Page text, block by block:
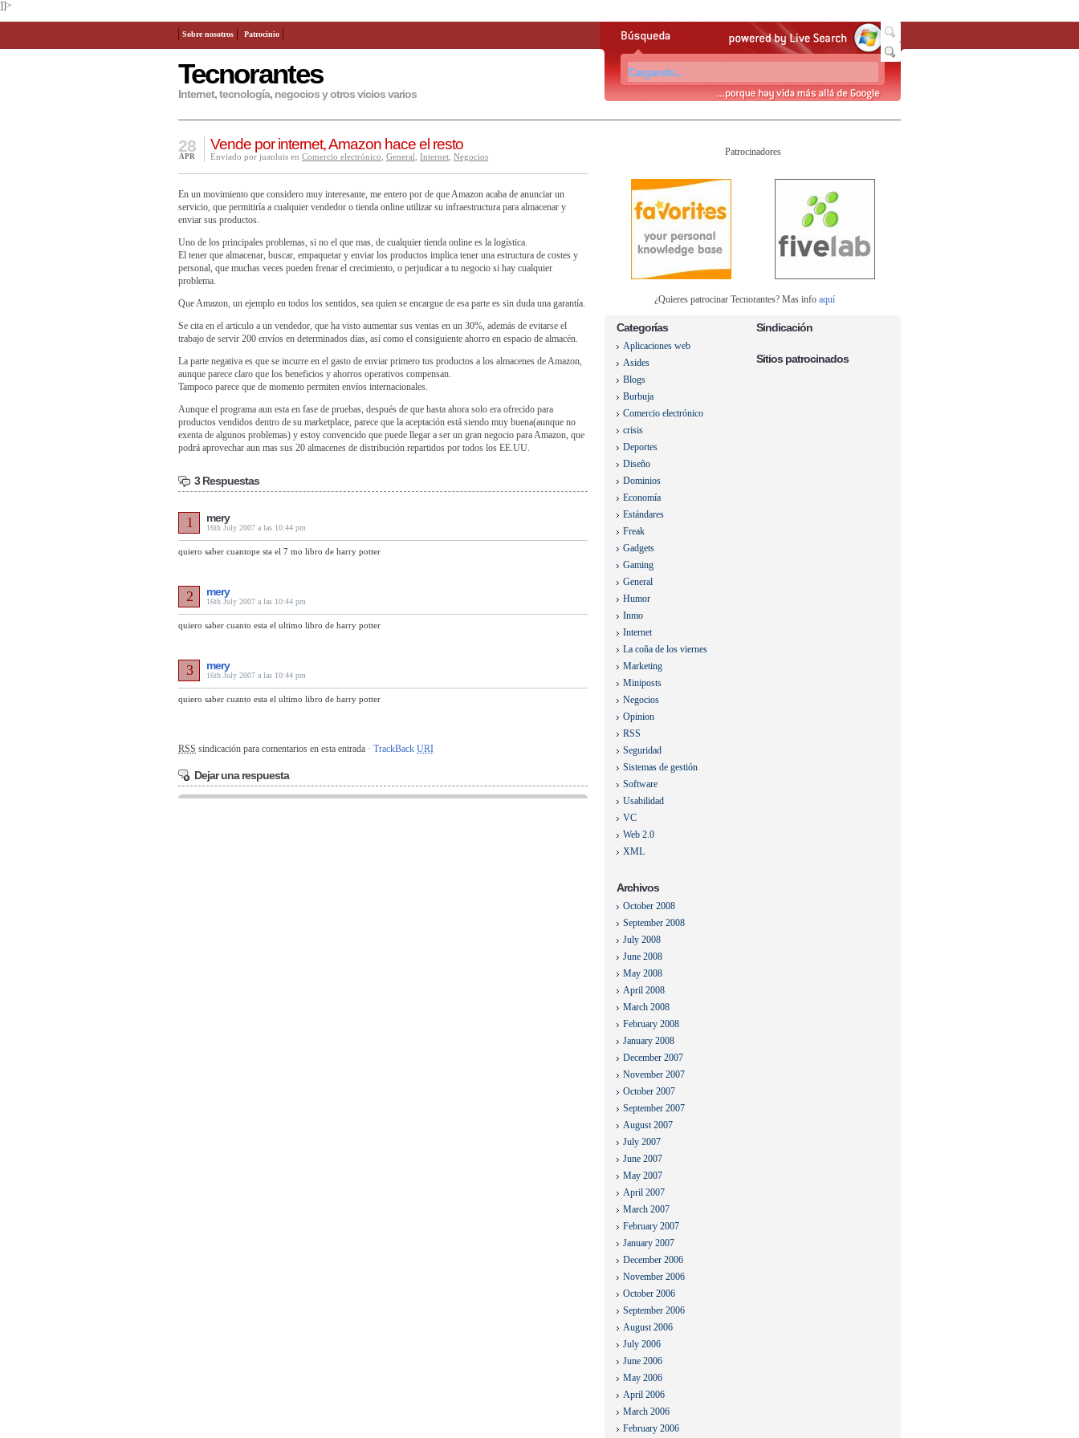
]]>
Tecnorantes
Internet, tecnología, negocios y otros vicios varios
Sobre nosotros Patrocinio
Vende por internet, Amazon hace el resto
28
APR Enviado por juanluis en Comercio electrónico General Internet Negocios
En un movimiento que considero muy interesante, me entero por de que Amazon acaba de anunciar un
servicio, que permitiría a cualquier vendedor o tienda online utilizar su infraestructura para almacenar y
enviar sus productos.
Uno de los principales problemas, si no el que mas, de cualquier tienda online es la logística.
El tener que almacenar, buscar, empaquetar y enviar los productos implica tener una estructura de costes y
personal, que muchas veces pueden frenar el crecimiento, o perjudicar a tu negocio si hay cualquier
problema.
Que Amazon, un ejemplo en todos los sentidos, sea quien se encargue de esa parte es sin duda una garantía.
Se cita en el articulo a un vendedor, que ha visto aumentar sus ventas en un 30%, además de evitarse el
trabajo de servir 200 envíos en determinados días, así como el consiguiente ahorro en espacio de almacén.
La parte negativa es que se incurre en el gasto de enviar primero tus productos a los almacenes de Amazon,
aunque parece claro que los beneficios y ahorros operativos compensan.
Tampoco parece que de momento permiten envíos internacionales.
Aunque el programa aun esta en fase de pruebas, después de que hasta ahora solo era ofrecido para
productos vendidos dentro de su marketplace, parece que la aceptación está siendo muy buena(aunque no
exenta de algunos problemas) y estoy convencido que puede llegar a ser un gran negocio para Amazon, que
podrá aprovechar aun mas sus 20 almacenes de distribución repartidos por todos los EE.UU.
3 Respuestas
mery
16th July 2007 a las 10:44 pm
1
quiero saber cuantope sta el 7 mo libro de harry potter
mery
16th July 2007 a las 10:44 pm
2
quiero saber cuanto esta el ultimo libro de harry potter
mery
16th July 2007 a las 10:44 pm
3
quiero saber cuanto esta el ultimo libro de harry potter
RSS sindicación para comentarios en esta entrada · TrackBack URI
Dejar una respuesta
Patrocinadores
¿Quieres patrocinar Tecnorantes? Mas info aquí
Categorías
Aplicaciones web
Asides
Blogs
Burbuja
Comercio electrónico
crisis
Deportes
Diseño
Dominios
Economía
Estándares
Freak
Gadgets
Gaming
General
Humor
Inmo
Internet
La coña de los viernes
Marketing
Miniposts
Negocios
Opinion
RSS
Seguridad
Sistemas de gestión
Software
Usabilidad
VC
Web 2.0
XML
Archivos
October 2008
September 2008
July 2008
June 2008
May 2008
April 2008
March 2008
February 2008
January 2008
December 2007
November 2007
October 2007
September 2007
August 2007
July 2007
June 2007
May 2007
April 2007
March 2007
February 2007
January 2007
December 2006
November 2006
October 2006
September 2006
August 2006
July 2006
June 2006
May 2006
April 2006
March 2006
February 2006
Sindicación
Sitios patrocinados